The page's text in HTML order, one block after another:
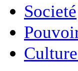
Societé